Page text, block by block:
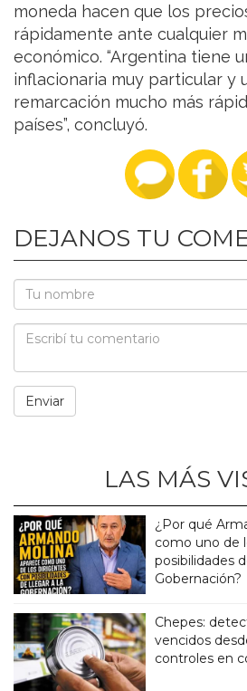
moneda hacen que los
rápidamente ante cualquier
económico. “Argentina tiene
inflacionaria muy particular y
remarcación mucho más
países”, concluyó.
DEJANOS TU
LAS MÁS
¿Por qué
como uno de
posibilidades
Gobernación?
Chepes:
vencidos
controles en